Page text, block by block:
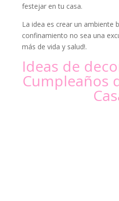
festejar en tu casa.
La idea es crear un ambiente
confinamiento no sea una
más de vida y salud!.
Ideas de
Cumpleaños